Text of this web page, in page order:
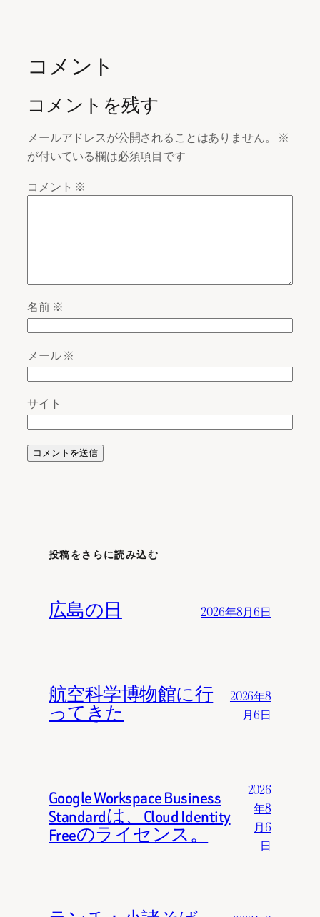
コメント
コメントを残す
メールアドレスが公開されることはありません。
※
が付いている欄は必須項目です
コメント ※
名前 ※
メール※
サイト
投稿をさらに読み込む
広島の日 2026年8月6日
航空科学博物館に行
ってきた
2026年8
月6日
Google Workspace Business
Standardは、Cloud Identity
Freeのライセンス。
2026
年8
月6
日